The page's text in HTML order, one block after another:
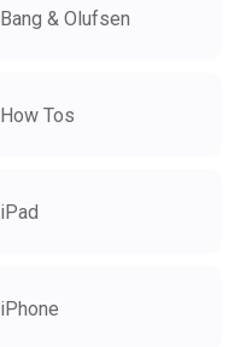
Bang & Olufsen
How Tos
iPad
iPhone